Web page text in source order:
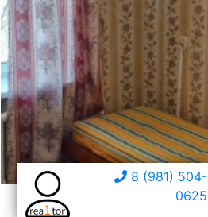
8 (981) 504-
0625